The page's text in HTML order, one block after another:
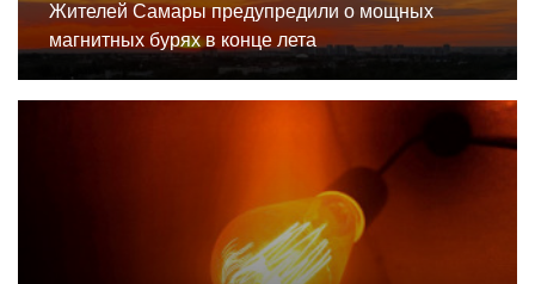
Жителей Самары предупредили о мощных
магнитных бурях в конце лета